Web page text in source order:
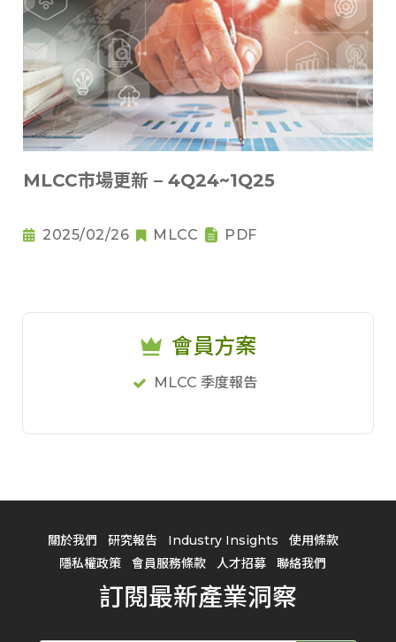
MLCC市場更新 – 4Q24~1Q25
2025/02/26 MLCC PDF
會員方案
MLCC 季度報告
關於我們 研究報告 Industry Insights
使用條款
隱私權政策
會員服務條款 人才招募 聯絡我們
訂閱最新產業洞察